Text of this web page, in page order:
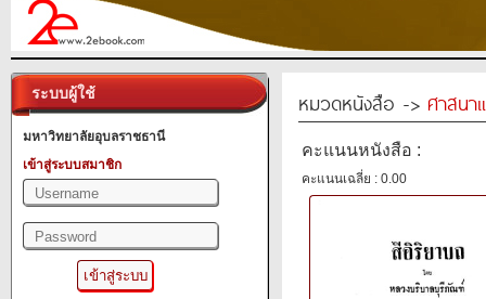
ระบบผู้ใช้
มหาวิทยาลัยอุบลราชธานี
เข้าสู่ระบบสมาชิก
หมวดหนังสือ -> ศาสนา
คะแนนหนังสือ :
คะแนนเฉลี่ย : 0.00